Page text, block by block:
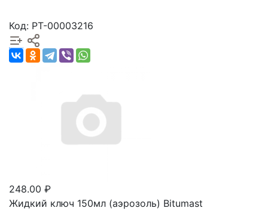
Код: РТ-00003216
248.00 ₽
Жидкий ключ 150мл (аэрозоль) Bitumast